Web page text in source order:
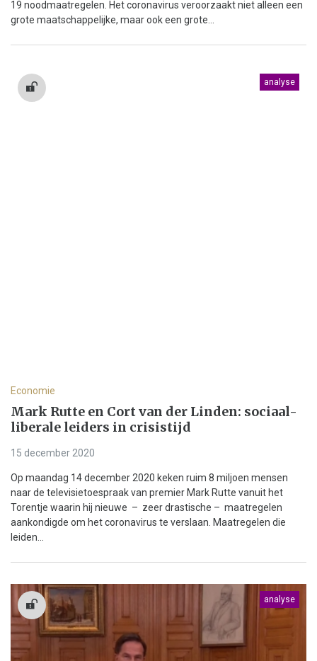
19 noodmaatregelen. Het coronavirus veroorzaakt niet alleen een
grote maatschappelijke, maar ook een grote...
analyse
Economie
Mark Rutte en Cort van der Linden: sociaal-
liberale leiders in crisistijd
15 december 2020
Op maandag 14 december 2020 keken ruim 8 miljoen mensen
naar de televisietoespraak van premier Mark Rutte vanuit het
Torentje waarin hij nieuwe – zeer drastische – maatregelen
aankondigde om het coronavirus te verslaan. Maatregelen die
leiden...
analyse